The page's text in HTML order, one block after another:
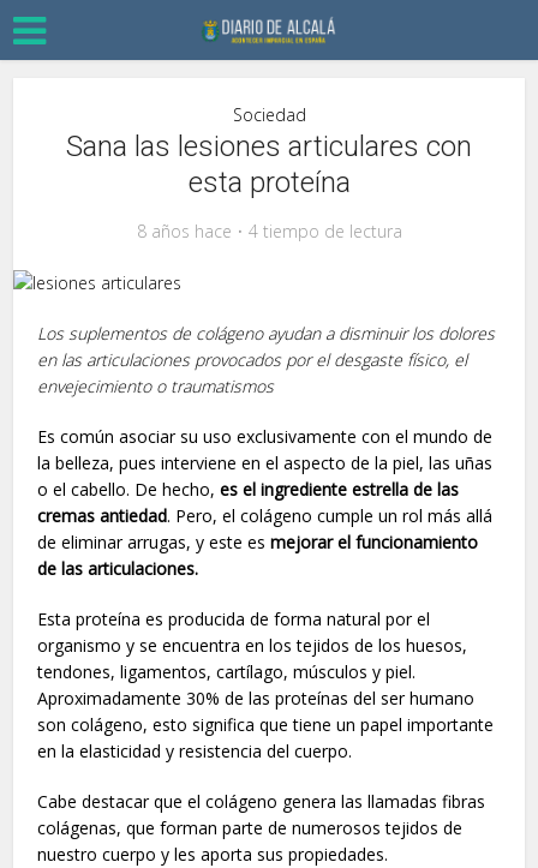
Sociedad
Sana las lesiones articulares con
esta proteína
8 años hace 4 tiempo de lectura
Los suplementos de colágeno ayudan a disminuir los dolores
en las articulaciones provocados por el desgaste físico, el
envejecimiento o traumatismos
Es común asociar su uso exclusivamente con el mundo de
la belleza, pues interviene en el aspecto de la piel, las uñas
o el cabello. De hecho,es el ingrediente estrella de las
cremas antiedad. Pero, el colágeno cumple un rol más allá
de eliminar arrugas, y este esmejorar el funcionamiento
de las articulaciones.
Esta proteína es producida de forma natural por el
organismo y se encuentra en los tejidos de los huesos,
tendones, ligamentos, cartílago, músculos y piel.
Aproximadamente 30% de las proteínas del ser humano
son colágeno, esto significa que tiene un papel importante
en la elasticidad y resistencia del cuerpo.
Cabe destacar que el colágeno genera las llamadas fibras
colágenas, que forman parte de numerosos tejidos de
nuestro cuerpo y les aporta sus propiedades.